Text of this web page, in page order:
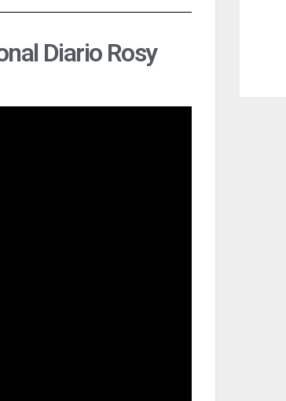
Diario Rosy